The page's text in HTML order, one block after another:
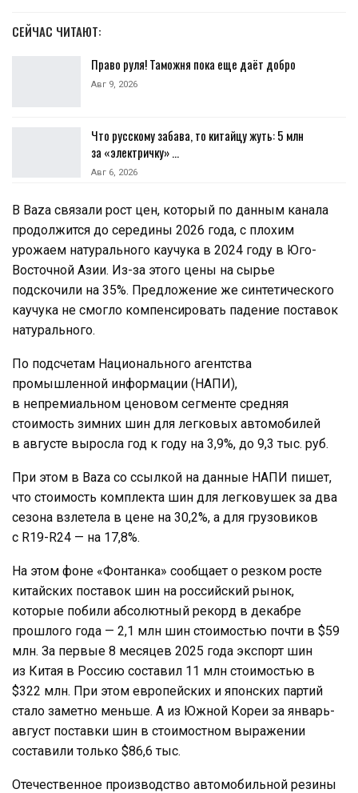
СЕЙЧАС ЧИТАЮТ:
Право руля! Таможня пока еще даёт добро
Авг 9, 2026
Что русскому забава, то китайцу жуть: 5 млн
за «электричку» …
Авг 6, 2026
В Baza связали рост цен, который по данным канала
продолжится до середины 2026 года, с плохим
урожаем натурального каучука в 2024 году в Юго-
Восточной Азии. Из-за этого цены на сырье
подскочили на 35%. Предложение же синтетического
каучука не смогло компенсировать падение поставок
натурального.
По подсчетам Национального агентства
промышленной информации (НАПИ),
в непремиальном ценовом сегменте средняя
стоимость зимних шин для легковых автомобилей
в августе выросла год к году на 3,9%, до 9,3 тыс. руб.
При этом в Baza со ссылкой на данные НАПИ пишет,
что стоимость комплекта шин для легковушек за два
сезона взлетела в цене на 30,2%, а для грузовиков
с R19-R24 — на 17,8%.
На этом фоне «Фонтанка» сообщает о резком росте
китайских поставок шин на российский рынок,
которые побили абсолютный рекорд в декабре
прошлого года — 2,1 млн шин стоимостью почти в $59
млн. За первые 8 месяцев 2025 года экспорт шин
из Китая в Россию составил 11 млн стоимостью в
$322 млн. При этом европейских и японских партий
стало заметно меньше. А из Южной Кореи за январь-
август поставки шин в стоимостном выражении
составили только $86,6 тыс.
Отечественное производство автомобильной резины